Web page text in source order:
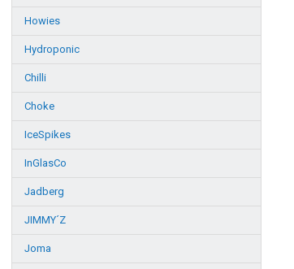
Howies
Hydroponic
Chilli
Choke
IceSpikes
InGlasCo
Jadberg
JIMMY´Z
Joma